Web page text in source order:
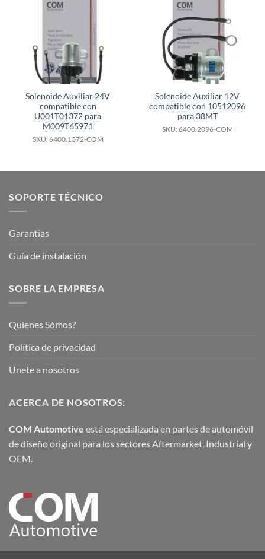
Solenoide Auxiliar 24V
compatible con
U001T01372 para
M009T65971
SKU: 6400.1372-COM
Solenoide Auxiliar 12V
compatible con 10512096
para 38MT
SKU: 6400.2096-COM
SOPORTE TÉCNICO
Garantías
Guía de instalación
SOBRE LA EMPRESA
Quienes Sómos?
Política de privacidad
Unete a nosotros
ACERCA DE NOSOTROS:
COM Automotive está especializada en partes de automóvil
de diseño original para los sectores Aftermarket, Industrial y
OEM.